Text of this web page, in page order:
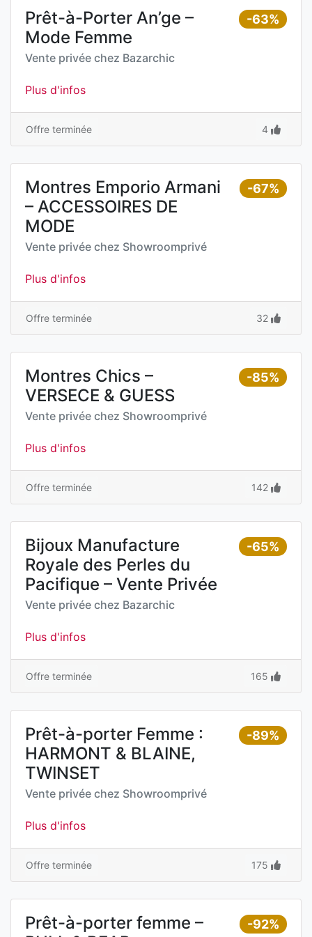
-63%
Prêt-à-Porter An’ge –
Mode Femme
Vente privée chez Bazarchic
Plus d'infos
Offre terminée 4
-67%
Montres Emporio Armani
– ACCESSOIRES DE
MODE
Vente privée chez Showroomprivé
Plus d'infos
Offre terminée 32
-85%
Montres Chics –
VERSECE & GUESS
Vente privée chez Showroomprivé
Plus d'infos
Offre terminée 142
-65%
Bijoux Manufacture
Royale des Perles du
Pacifique – Vente Privée
Vente privée chez Bazarchic
Plus d'infos
Offre terminée 165
-89%
Prêt-à-porter Femme :
HARMONT & BLAINE,
TWINSET
Vente privée chez Showroomprivé
Plus d'infos
Offre terminée 175
-92%
Prêt-à-porter femme –